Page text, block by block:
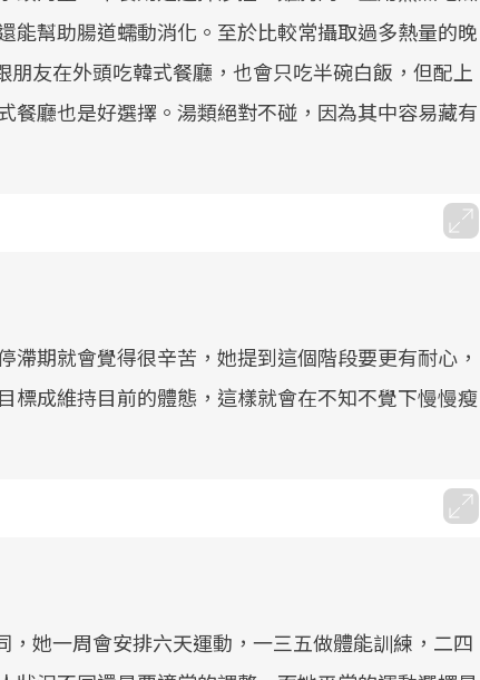
能幫助腸道蠕動消化。至於比較常攝取過多熱量的晚
友在外頭吃韓式餐廳，也會只吃半碗白飯，但配上
餐廳也是好選擇。湯類絕對不碰，因為其中容易藏有
期就會覺得很辛苦，她提到這個階段要更有耐心，
標成維持目前的體態，這樣就會在不知不覺下慢慢瘦
她一周會安排六天運動，一三五做體能訓練，二四